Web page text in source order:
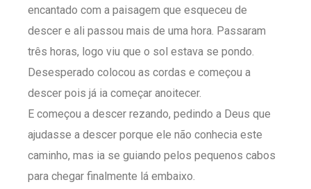
encantado com a paisagem que esqueceu de
descer e ali passou mais de uma hora. Passaram
três horas, logo viu que o sol estava se pondo.
Desesperado colocou as cordas e começou a
descer pois já ia começar anoitecer.
E começou a descer rezando, pedindo a Deus que
ajudasse a descer porque ele não conhecia este
caminho, mas ia se guiando pelos pequenos cabos
para chegar finalmente lá embaixo.